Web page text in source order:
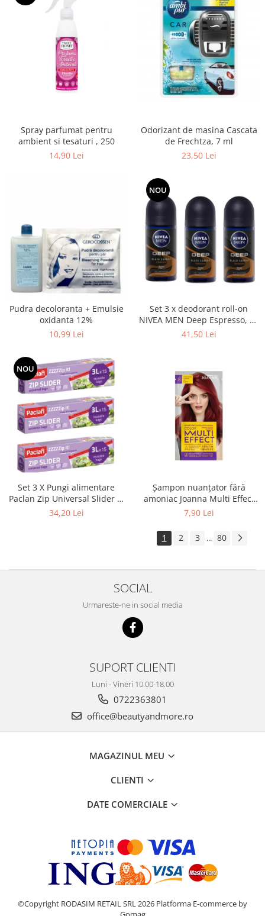
Spray parfumat pentru
ambient si tesaturi , 250
14,90 Lei
Odorizant de masina Cascata
de Frechtza, 7 ml
23,50 Lei
Pudra decoloranta + Emulsie
oxidanta 12%
10,99 Lei
NOU
Set 3 x deodorant roll-on
NIVEA MEN Deep Espresso, 50
ml
41,50 Lei
NOU
Set 3 X Pungi alimentare
Paclan Zip Universal Slider 3l
15buc
34,20 Lei
Șampon nuanțator fără
amoniac Joanna Multi Effect
05, Roșu Coacăză, 35 ml
7,90 Lei
1 2 3 ... 80
SOCIAL
Urmareste-ne in social media
SUPORT CLIENTI
Luni - Vineri 10.00-18.00
0722363801
office@beautyandmore.ro
MAGAZINUL MEU
CLIENTI
DATE COMERCIALE
©Copyright RODASIM RETAIL SRL 2026 Platforma E-commerce by